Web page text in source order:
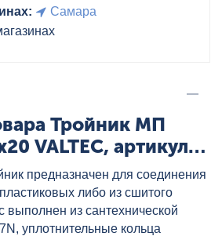
Самара
Тройник МП
VALTEC, артикул:
предназначен для соединения
либо из сшитого
выполнен из сантехнической
уплотнительные кольца